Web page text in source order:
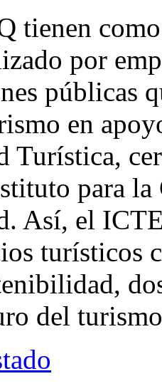
tienen
por
públicas
en
Turística,
para
Así, el
turísticos
del